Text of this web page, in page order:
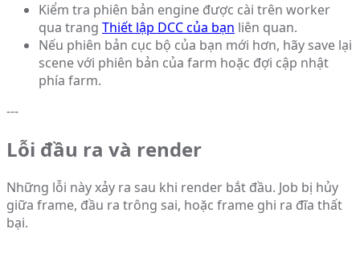
Kiểm tra phiên bản engine được cài trên worker
qua trang Thiết lập DCC của bạn liên quan.
Nếu phiên bản cục bộ của bạn mới hơn, hãy save lại
scene với phiên bản của farm hoặc đợi cập nhật
phía farm.
---
Lỗi đầu ra và render
Những lỗi này xảy ra sau khi render bắt đầu. Job bị hủy
giữa frame, đầu ra trông sai, hoặc frame ghi ra đĩa thất
bại.